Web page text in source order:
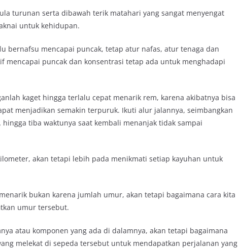
turunan serta dibawah terik matahari yang sangat menyengat
untuk kehidupan.
bernafsu mencapai puncak, tetap atur nafas, atur tenaga dan
mencapai puncak dan konsentrasi tetap ada untuk menghadapi
kaget hingga terlalu cepat menarik rem, karena akibatnya bisa
menjadikan semakin terpuruk. Ikuti alur jalannya, seimbangkan
tiba waktunya saat kembali menanjak tidak sampai
akan tetapi lebih pada menikmati setiap kayuhan untuk
bukan karena jumlah umur, akan tetapi bagaimana cara kita
umur tersebut.
atau komponen yang ada di dalamnya, akan tetapi bagaimana
melekat di sepeda tersebut untuk mendapatkan perjalanan yang